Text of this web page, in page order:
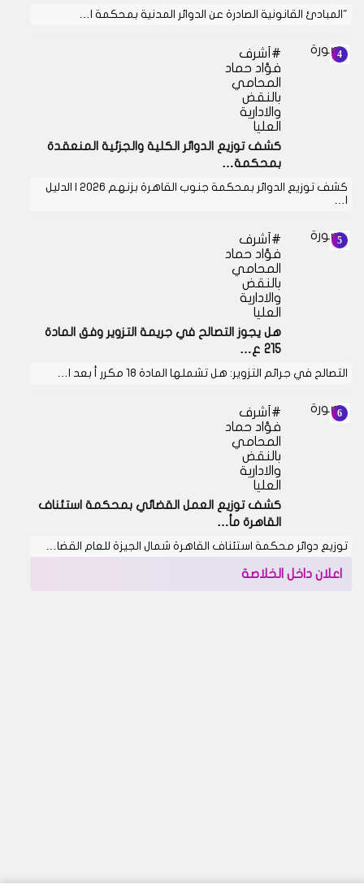
"المبادئ القانونية الصادرة عن الدوائر المدنية بمحكمة ا…
أشرف
فؤاد حماد
المحامي
بالنقض
والادارية
العليا
كشف توزيع الدوائر الكلية والجزئية المنعقدة
بمحكمة…
كشف توزيع الدوائر بمحكمة جنوب القاهرة بزنهم 2026 | الدليل
ا…
أشرف
فؤاد حماد
المحامي
بالنقض
والادارية
العليا
هل يجوز التصالح في جريمة التزوير وفق المادة
215 ع…
التصالح في جرائم التزوير: هل تشملها المادة 18 مكرر أ بعد ا…
أشرف
فؤاد حماد
المحامي
بالنقض
والادارية
العليا
كشف توزيع العمل القضائي بمحكمة استئناف
القاهرة مأ…
توزيع دوائر محكمة استئناف القاهرة شمال الجيزة للعام القضا…
اعلان داخل الخلاصة